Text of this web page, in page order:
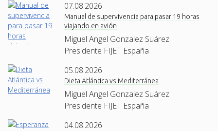
07.08.2026
Manual de supervivencia para pasar 19 horas
viajando en avión
Miguel Angel Gonzalez Suárez ·
Presidente FIJET España
05.08.2026
Dieta Atlántica vs Mediterránea
Miguel Angel Gonzalez Suárez ·
Presidente FIJET España
04.08.2026